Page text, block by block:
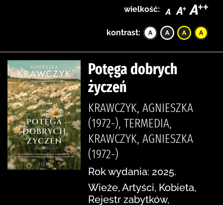
wielkość:
kontrast:
Potęga dobrych
życzeń
KRAWCZYK, AGNIESZKA
(1972-), TERMEDIA,
KRAWCZYK, AGNIESZKA
(1972-)
Rok wydania: 2025.
Wieże, Artyści, Kobieta,
Rejestr zabytków,